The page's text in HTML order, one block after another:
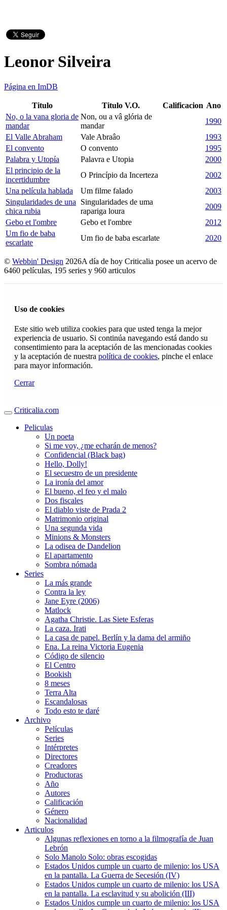
Leonor Silveira
Página en ImDB
Titulo Titulo V.O. Calificacion Ano
No, o la vana gloria de
mandar
Non, ou a vâ glória de
mandar
1990
El Valle Abraham
Vale Abraâo
1993
El convento
O convento
1995
Palabra y Utopía
Palavra e Utopia
2000
El principio de la
incertidumbre
O Princípio da Incerteza
2002
Una película hablada
Um filme falado
2003
Singularidades de una
chica rubia
Singularidades de uma
rapariga loura
2009
Gebo et l'ombre
Gebo et l'ombre
2012
Um fio de baba
escarlate
Um fio de baba escarlate 2020
© Webbin' Design 2026A día de hoy Criticalia posee un acervo de
6460 películas, 195 series y 960 articulos
Uso de cookies
Este sitio web utiliza cookies para que usted tenga la mejor
experiencia de usuario. Si continúa navegando está dando su
consentimiento para la aceptación de las mencionadas cookies
y la aceptación de nuestra política de cookies, pinche el enlace
para mayor información.
Cerrar
Criticalia.com
Peliculas
Un poeta
Si me voy, ¿me echarán de menos?
Confidencial (Black bag)
Hello, Dolly!
El secuestro de un presidente
La ironía del amor
El bueno, el feo y el malo
Dos fiscales
El diablo viste de Prada 2
Matrimonio original
Una segunda vida
Minions & Monsters
La odisea de Dandelion
El apartamento
Sombra nómada
Series
La más grande
Contra la ley
Jane Eyre (2006)
Matlock
Agatha Christie. Las Siete Esferas
La caza. Irati
La casa de papel. Berlín y la dama del armiño
Ena. La reina Victoria Eugenia
Código de silencio
El Centro
Bookish
8 meses
Terra Alta
Escandalosas
Todo esto te daré
Archivo
Películas
Series
Intérpretes
Directores
Creadores
Productoras
Año
Autores
Calificación
Género
Nacionalidad
Articulos
Algunas reflexiones en torno a la filmografía de Juan
Lebrón
Solo Manolo Solo: obras escogidas
Estados Unidos cumple un cuarto de milenio: los USA
en la pantalla. La Guerra de Secesión (IV)
Estados Unidos cumple un cuarto de milenio: los USA
en la pantalla. La esclavitud y su abolición (III)
Estados Unidos cumple un cuarto de milenio: los USA